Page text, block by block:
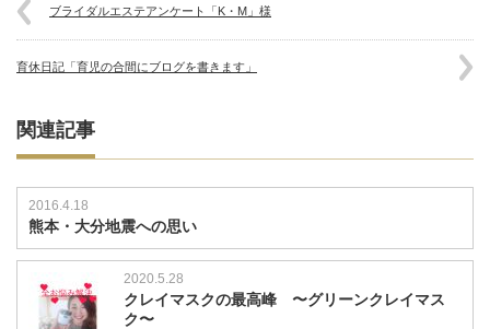
ブライダルエステアンケート「K・M」様
育休日記「育児の合間にブログを書きます」
関連記事
2016.4.18
熊本・大分地震への思い
2020.5.28
クレイマスクの最高峰 〜グリーンクレイマス
ク〜